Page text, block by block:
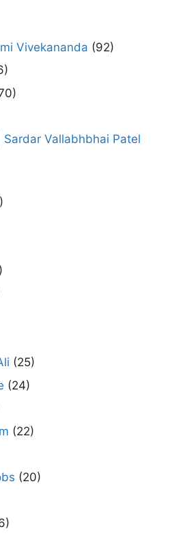
Vivekananda (92)
| Sardar Vallabhbhai Patel
(25)
(24)
(22)
(20)